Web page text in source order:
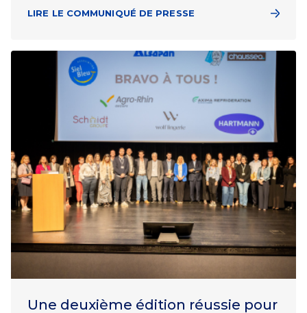
LIRE LE COMMUNIQUÉ DE PRESSE
Une deuxième édition réussie pour